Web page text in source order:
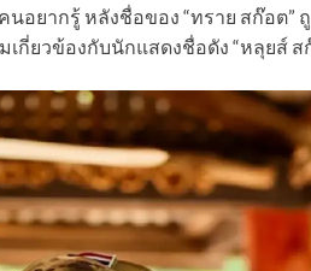
อยากรู้ หลังชื่อของ “ทราย สก๊อต”
เกี่ยวข้องกับนักแสดงชื่อดัง “หลุยส์